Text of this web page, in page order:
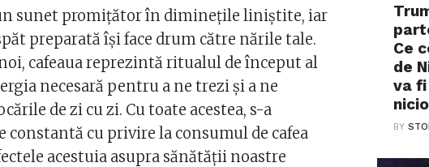
sunet promițător în diminețile liniștite, iar
preparată își face drum către nările tale.
cafeaua reprezintă ritualul de început al
necesară pentru a ne trezi și a ne
de zi cu zi. Cu toate acestea, s-a
constantă cu privire la consumul de cafea
acestuia asupra sănătății noastre
Ce
de
va
BY